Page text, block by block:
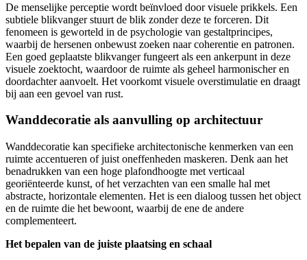
De menselijke perceptie wordt beïnvloed door visuele prikkels. Een
subtiele blikvanger stuurt de blik zonder deze te forceren. Dit
fenomeen is geworteld in de psychologie van gestaltprincipes,
waarbij de hersenen onbewust zoeken naar coherentie en patronen.
Een goed geplaatste blikvanger fungeert als een ankerpunt in deze
visuele zoektocht, waardoor de ruimte als geheel harmonischer en
doordachter aanvoelt. Het voorkomt visuele overstimulatie en draagt
bij aan een gevoel van rust.
Wanddecoratie als aanvulling op architectuur
Wanddecoratie kan specifieke architectonische kenmerken van een
ruimte accentueren of juist oneffenheden maskeren. Denk aan het
benadrukken van een hoge plafondhoogte met verticaal
georiënteerde kunst, of het verzachten van een smalle hal met
abstracte, horizontale elementen. Het is een dialoog tussen het object
en de ruimte die het bewoont, waarbij de ene de andere
complementeert.
Het bepalen van de juiste plaatsing en schaal